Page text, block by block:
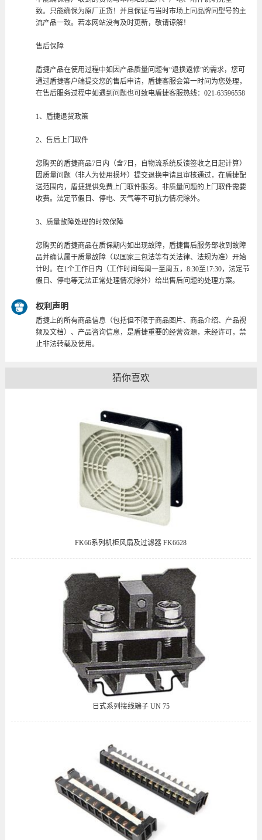
致。只能确保为原厂正货！并且保证与当时市场上同品牌同型号的主
流产品一致。若本网站没有及时更新，敬请谅解！
售后保障
盾捷产品在使用过程中如因产品质量问题有“退换返修”的需求，您可
通过盾捷客户端提交您的售后申请，盾捷客服会第一时间为您处理，
在售后服务过程中如遇到问题也可致电盾捷客服热线：021-63596558
1、盾捷退货政策
2、售后上门取件
您购买的盾捷商品7日内（含7日，自物流系统反馈签收之日起计算）
因质量问题（非人为使用损坏）提交退换申请且审核通过，在盾捷配
送范围内，盾捷提供免费上门取件服务。非质量问题的上门取件需要
收费。法定节假日、停电、天气等不可抗力情况除外。
3、质量故障处理的时效保障
您购买的盾捷商品在质保期内如出现故障，盾捷售后服务部收到故障
品并确认属于质量故障（以国家三包法等有关法律、法规为准）开始
计时。在1个工作日内（工作时间每周一至周五，8:30至17:30，法定节
假日、停电等无法正常处理情况除外）给出售后问题的处理方案。
权利声明
盾捷上的所有商品信息（包括但不限于商品图片、商品介绍、产品视
频及文档）、产品咨询信息，是盾捷重要的经营资源，未经许可，禁
止非法转载及使用。
猜你喜欢
FK66系列机柜风扇及过滤器 FK6628
日式系列接线端子 UN 75